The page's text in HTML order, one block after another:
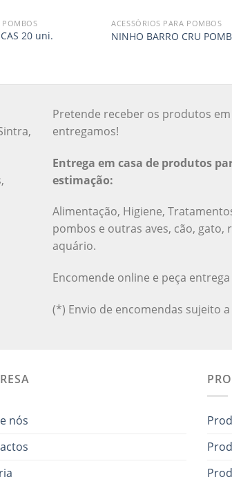
POMBOS
20 uni.
ACESSÓRIOS PARA POMBOS
NINHO BARRO CRU
Pretende receber os produtos em
entregamos!
Entrega em casa de produtos
estimação:
Alimentação, Higiene,
pombos e outras aves, cão, gato,
aquário.
Encomende online e peça entrega
(*) Envio de encomendas sujeito
nós